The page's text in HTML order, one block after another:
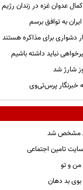
عدوان غزه در زندان
به توافق برسم
دشواری برای مذاکره هستند
نباید داشته باشیم
شارژ شد
خبرنگار پرس‌تی‌وی
مشخص شد
تامین اجتماعی
و تو